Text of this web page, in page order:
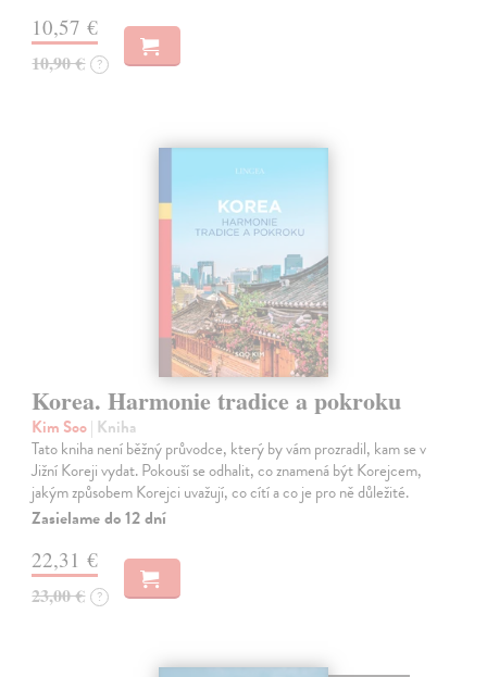
10,57 €
10,90 € ?
Korea. Harmonie tradice a pokroku
Kim Soo| Kniha
Tato kniha není běžný průvodce, který by vám prozradil, kam se v
Jižní Koreji vydat. Pokouší se odhalit, co znamená být Korejcem,
jakým způsobem Korejci uvažují, co cítí a co je pro ně důležité.
Zasielame do 12 dní
22,31 €
23,00 € ?